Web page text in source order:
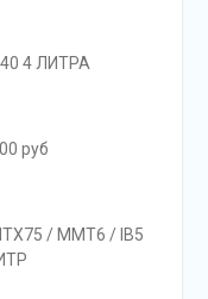
4 ЛИТРА
руб
/ MMT6 / IB5